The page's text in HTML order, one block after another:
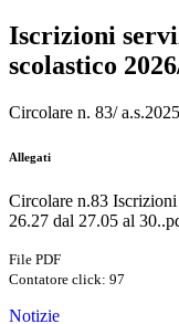
Iscrizioni
scolastico
Circolare n. 83/
Allegati
Circolare n.83 Iscrizioni
26.27 dal 27.05 al
File PDF
Contatore click: 97
Notizie